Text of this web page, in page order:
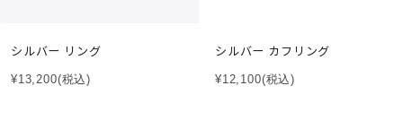
シルバー リング
¥13,200(税込)
シルバー カフリング
¥12,100(税込)